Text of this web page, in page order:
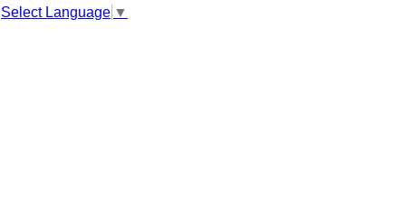
Select Language ▼